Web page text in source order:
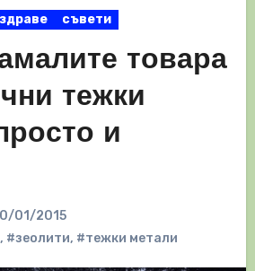
здраве съвети
товара
тежки
и
01/2015
, #зеолити, #тежки метали